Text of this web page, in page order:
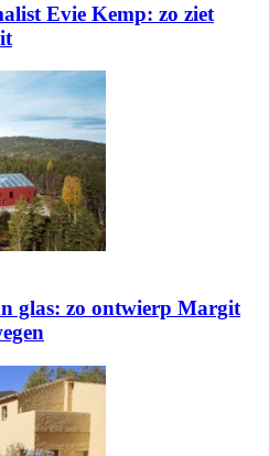
Evie Kemp: zo ziet
glas: zo ontwierp Margit